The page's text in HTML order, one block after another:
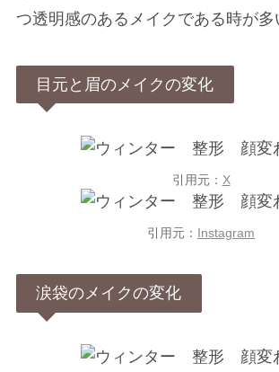
つ透明感のあるメイクである時が多
目元と眉のメイクの変化
引用元： X
引用元： Instagram
涙袋のメイクの変化